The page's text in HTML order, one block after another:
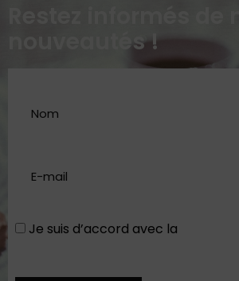
Restez informés de
nouveautés !
Je suis d’accord avec la